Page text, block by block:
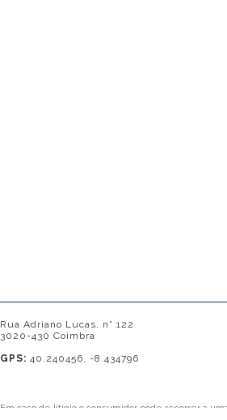
Rua Adriano Lucas, n° 122
3020-430 Coimbra
GPS: 40.240456, -8.434796
Em caso de litígio o consumidor pode recorrer a